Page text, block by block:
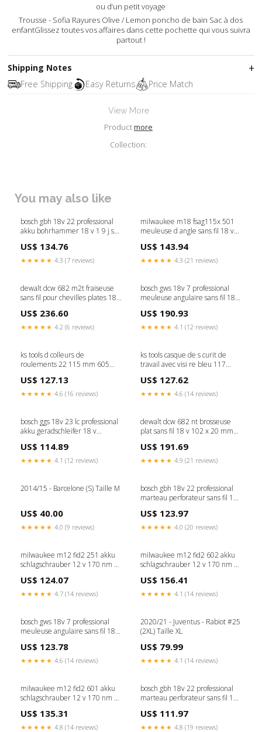
ou d’un petit voyage
Trousse - Sofia Rayures Olive / Lemon poncho de bain Sac à dos
enfantGlissez toutes vos affaires dans cette pochette qui vous suivra
partout !
Shipping Notes
Free Shipping
Easy Returns Price Match
View More
Productmore
Collection:
You may also like
bosch gbh 18v 22 professional
akku bohrhammer 18 v 1 9 j sds
ohne ladegerat C - Ladegerät
US$ 134.76
★★★★★ 4.3 (7 reviews)
milwaukee m18 fsag115x 501
meuleuse d angle sans fil 18 v
0 ah chargeur Titre:défaut
US$ 143.94
★★★★★ 4.3 (21 reviews)
dewalt dcw 682 m2t fraiseuse
sans fil pour chevilles plates 18 v
batterie 4 0 ah chargeur tstak C
- g.calahorro
US$ 236.60
★★★★★ 4.2 (6 reviews)
bosch gws 18v 7 professional
meuleuse angulaire sans fil 18 v
0 ah sans chargeur P - KEIN
ALARM
US$ 190.93
★★★★★ 4.1 (12 reviews)
ks tools d colleurs de
roulements 22 115 mm 605
US$ 127.13
★★★★★ 4.6 (16 reviews)
ks tools casque de s curit de
travail avec visi re bleu 117
US$ 127.62
★★★★★ 4.6 (14 reviews)
bosch ggs 18v 23 lc professional
akku geradschleifer 18 v
ohne akku ohne ladegerat
Titre:défaut
US$ 114.89
★★★★★ 4.1 (12 reviews)
dewalt dcw 682 nt brosseuse
plat sans fil 18 v 102 x 20 mm
tstak sans chargeur Titre:défaut
US$ 191.69
★★★★★ 4.9 (21 reviews)
2014/15 - Barcelone (S) Taille M
US$ 40.00
★★★★★ 4.0 (9 reviews)
bosch gbh 18v 22 professional
marteau perforateur sans fil 18
batterie procore 4 0 ah sans
chargeur Meldebestand Shaas
US$ 123.97
★★★★★ 4.0 (20 reviews)
milwaukee m12 fid2 251 akku
schlagschrauber 12 v 170 nm 1
ladegerat Amazon Blocked
US$ 124.07
★★★★★ 4.7 (14 reviews)
milwaukee m12 fid2 602 akku
schlagschrauber 12 v 170 nm 1
ladegerat Titre:défaut
US$ 156.41
★★★★★ 4.1 (14 reviews)
bosch gws 18v 7 professional
meuleuse angulaire sans fil 18 v
06019h9001 sans batterie sans
chargeur C - l.gees
US$ 123.78
★★★★★ 4.6 (14 reviews)
2020/21 - Juventus - Rabiot #25
(2XL) Taille XL
US$ 79.99
★★★★★ 4.1 (14 reviews)
milwaukee m12 fid2 601 akku
schlagschrauber 12 v 170 nm 1
ladegerat shopify TB Brand
US$ 135.31
★★★★★ 4.8 (14 reviews)
bosch gbh 18v 22 professional
marteau perforateur sans fil 18
batterie 4 0 ah sans chargeur L -
Italian
US$ 111.97
★★★★★ 4.8 (19 reviews)